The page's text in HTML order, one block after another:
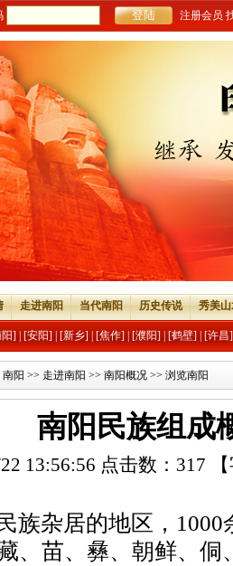
注册会员
走进南阳 当代南阳 历史传说 秀美
] [安阳] [新乡] [焦作] [濮阳] [鹤壁] [许昌]
南阳 >> 走进南阳 >> 南阳概况 >> 浏览南阳
南阳民族组成
13:56:56 点击数： 317
族杂居的地区，1000
、苗、彝、朝鲜、